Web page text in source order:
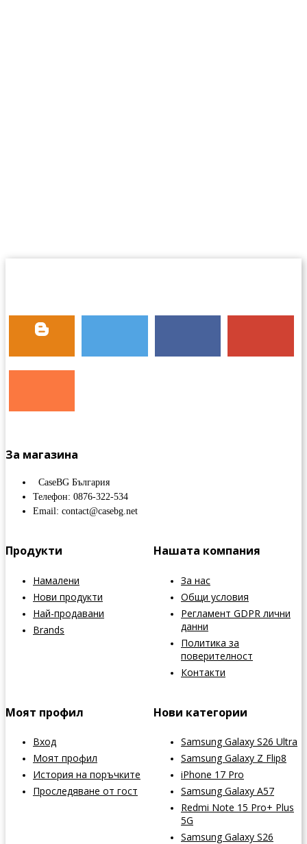
За магазина
CaseBG България
Телефон: 0876-322-534
Email: contact@casebg.net
Продукти
Намалени
Нови продукти
Най-продавани
Brands
Нашата компания
За нас
Общи условия
Регламент GDPR лични
данни
Политика за
поверителност
Контакти
Моят профил
Вход
Моят профил
История на поръчките
Проследяване от гост
Нови категории
Samsung Galaxy S26 Ultra
Samsung Galaxy Z Flip8
iPhone 17 Pro
Samsung Galaxy A57
Redmi Note 15 Pro+ Plus
5G
Samsung Galaxy S26